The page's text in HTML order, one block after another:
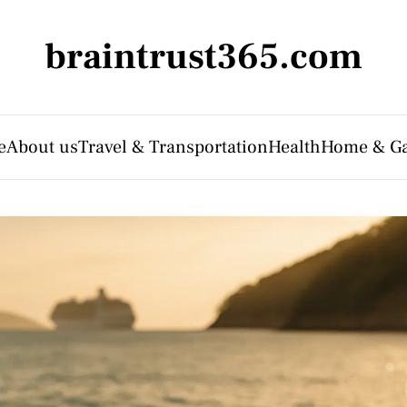
braintrust365.com
About usTravel & TransportationHealthHome &